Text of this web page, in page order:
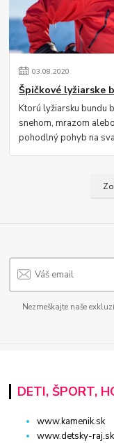
03.08.2020
Špičkové lyžiarske
Ktorú lyžiarsku bundu
snehom, mrazom
pohodlný pohyb na
Nezmeškajte naše
DETI, ŠPORT,
www.kamenik.sk
www.detsky-raj.sk